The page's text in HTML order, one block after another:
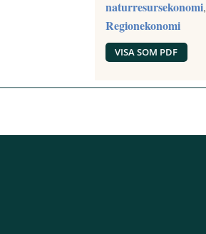
naturresursekonomi,
Regionekonomi
VISA SOM PDF